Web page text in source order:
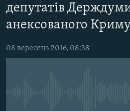
до
пошуку
ПОГЛЯД
ІНТЕРВ'Ю
СПЕЦПРОЕКТИ
депутатів
анексованого
08 вересень 2016, 08:38